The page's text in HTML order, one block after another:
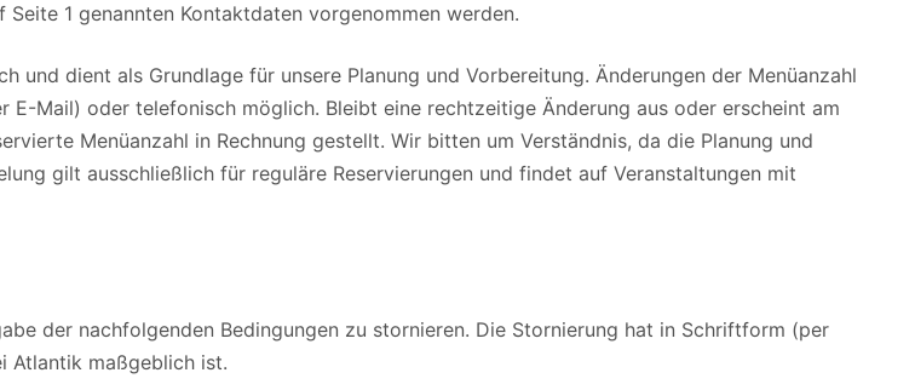
1 genannten Kontaktdaten vorgenommen werden.
und dient als Grundlage für unsere Planung und Vorbereitung. Änderungen der Menüanzahl
Mail) oder telefonisch möglich. Bleibt eine rechtzeitige Änderung aus oder erscheint am
Menüanzahl in Rechnung gestellt. Wir bitten um Verständnis, da die Planung und
gilt ausschließlich für reguläre Reservierungen und findet auf Veranstaltungen mit
der nachfolgenden Bedingungen zu stornieren. Die Stornierung hat in Schriftform (per
Atlantik maßgeblich ist.